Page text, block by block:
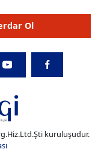
Ol
kuruluşudur.